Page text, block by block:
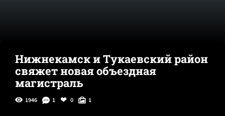
Нижнекамск и Тукаевский район
свяжет новая объездная
магистраль
1946 1 0 1